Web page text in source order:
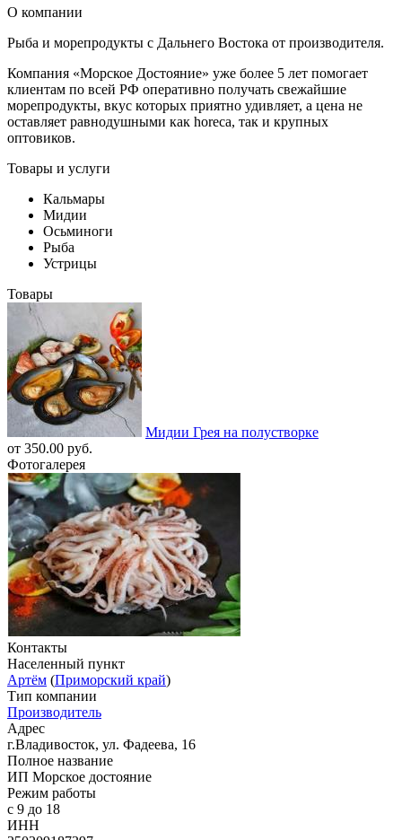
О компании
Рыба и морепродукты с Дальнего Востока от производителя.
Компания «Морское Достояние» уже более 5 лет помогает
клиентам по всей РФ оперативно получать свежайшие
морепродукты, вкус которых приятно удивляет, а цена не
оставляет равнодушными как horeca, так и крупных
оптовиков.
Товары и услуги
Кальмары
Мидии
Осьминоги
Рыба
Устрицы
Товары
Мидии Грея на полустворке
от 350.00 руб.
Фотогалерея
Контакты
Населенный пункт
Артём (Приморский край)
Тип компании
Производитель
Адрес
г.Владивосток, ул. Фадеева, 16
Полное название
ИП Морское достояние
Режим работы
с 9 до 18
ИНН